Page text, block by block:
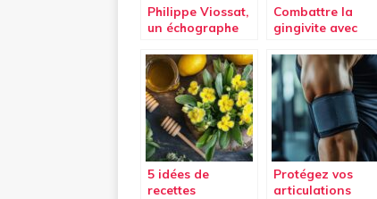
Philippe Viossat,
un échographe
Combattre la
gingivite avec
dentaires
alternatifs :
L’alliance
bicarbonate-eau
oxygénée
5 idées de
recettes
Protégez vos
articulations